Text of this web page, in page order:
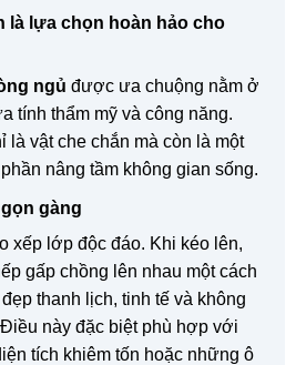
là lựa chọn hoàn hảo cho
ngủ được ưa chuộng nằm ở
tính thẩm mỹ và công năng.
là vật che chắn mà còn là một
nâng tầm không gian sống.
gàng
xếp lớp độc đáo. Khi kéo lên,
gấp chồng lên nhau một cách
thanh lịch, tinh tế và không
này đặc biệt phù hợp với
tích khiêm tốn hoặc những ô